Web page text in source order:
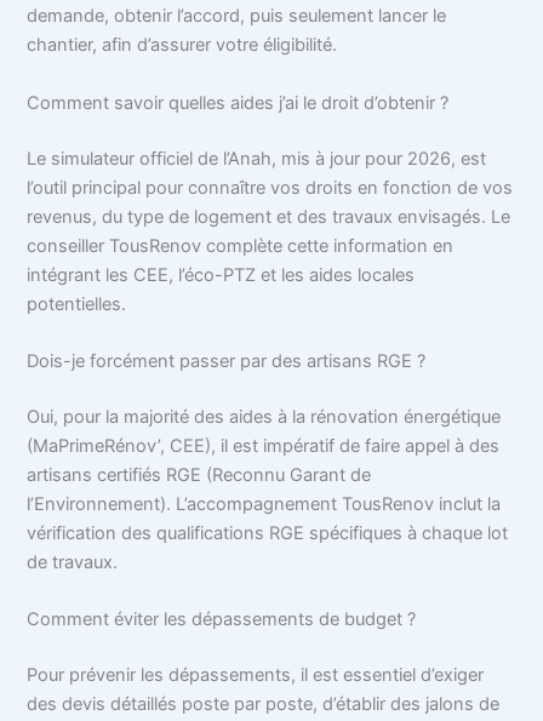
demande, obtenir l’accord, puis seulement lancer le
chantier, afin d’assurer votre éligibilité.
Comment savoir quelles aides j’ai le droit d’obtenir ?
Le simulateur officiel de l’Anah, mis à jour pour 2026, est
l’outil principal pour connaître vos droits en fonction de vos
revenus, du type de logement et des travaux envisagés. Le
conseiller TousRenov complète cette information en
intégrant les CEE, l’éco-PTZ et les aides locales
potentielles.
Dois-je forcément passer par des artisans RGE ?
Oui, pour la majorité des aides à la rénovation énergétique
(MaPrimeRénov’, CEE), il est impératif de faire appel à des
artisans certifiés RGE (Reconnu Garant de
l’Environnement). L’accompagnement TousRenov inclut la
vérification des qualifications RGE spécifiques à chaque lot
de travaux.
Comment éviter les dépassements de budget ?
Pour prévenir les dépassements, il est essentiel d’exiger
des devis détaillés poste par poste, d’établir des jalons de